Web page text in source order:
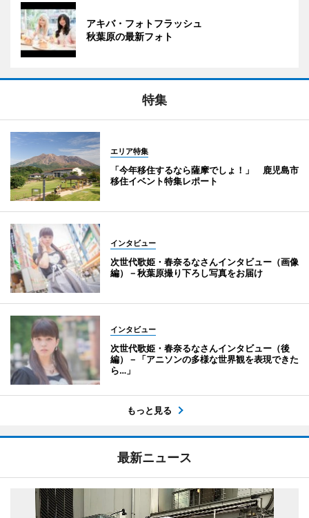
アキバ・フォトフラッシュ
秋葉原の最新フォト
特集
エリア特集
「今年移住するなら薩摩でしょ！」 鹿児島市
移住イベント特集レポート
インタビュー
次世代歌姫・春奈るなさんインタビュー（画像
編）－秋葉原撮り下ろし写真をお届け
インタビュー
次世代歌姫・春奈るなさんインタビュー（後
編）－「アニソンの多様な世界観を表現できた
ら…」
もっと見る
最新ニュース